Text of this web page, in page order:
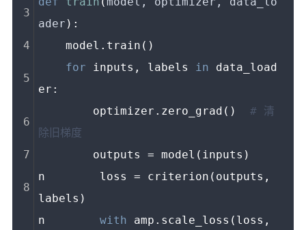
ader ):
    model.train()
for inputs, labels in data_load
er:
        optimizer.zero_grad()
# 清
除旧梯度
        outputs = model(inputs)
n        loss = criterion(outputs,
labels)
n with amp.scale_loss(loss,